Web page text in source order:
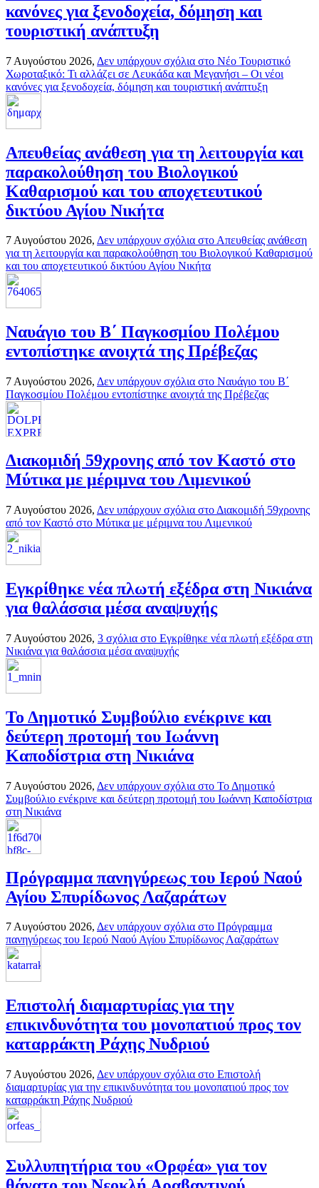
κανόνες για ξενοδοχεία, δόμηση και
τουριστική ανάπτυξη
7 Αυγούστου 2026, Δεν υπάρχουν σχόλια στο Νέο Τουριστικό
Χωροταξικό: Τι αλλάζει σε Λευκάδα και Μεγανήσι – Οι νέοι
κανόνες για ξενοδοχεία, δόμηση και τουριστική ανάπτυξη
Απευθείας ανάθεση για τη λειτουργία και
παρακολούθηση του Βιολογικού
Καθαρισμού και του αποχετευτικού
δικτύου Αγίου Νικήτα
7 Αυγούστου 2026, Δεν υπάρχουν σχόλια στο Απευθείας ανάθεση
για τη λειτουργία και παρακολούθηση του Βιολογικού Καθαρισμού
και του αποχετευτικού δικτύου Αγίου Νικήτα
Ναυάγιο του Β΄ Παγκοσμίου Πολέμου
εντοπίστηκε ανοιχτά της Πρέβεζας
7 Αυγούστου 2026, Δεν υπάρχουν σχόλια στο Ναυάγιο του Β΄
Παγκοσμίου Πολέμου εντοπίστηκε ανοιχτά της Πρέβεζας
Διακομιδή 59χρονης από τον Καστό στο
Μύτικα με μέριμνα του Λιμενικού
7 Αυγούστου 2026, Δεν υπάρχουν σχόλια στο Διακομιδή 59χρονης
από τον Καστό στο Μύτικα με μέριμνα του Λιμενικού
Εγκρίθηκε νέα πλωτή εξέδρα στη Νικιάνα
για θαλάσσια μέσα αναψυχής
7 Αυγούστου 2026, 3 σχόλια στο Εγκρίθηκε νέα πλωτή εξέδρα στη
Νικιάνα για θαλάσσια μέσα αναψυχής
Το Δημοτικό Συμβούλιο ενέκρινε και
δεύτερη προτομή του Ιωάννη
Καποδίστρια στη Νικιάνα
7 Αυγούστου 2026, Δεν υπάρχουν σχόλια στο Το Δημοτικό
Συμβούλιο ενέκρινε και δεύτερη προτομή του Ιωάννη Καποδίστρια
στη Νικιάνα
Πρόγραμμα πανηγύρεως του Ιερού Ναού
Αγίου Σπυρίδωνος Λαζαράτων
7 Αυγούστου 2026, Δεν υπάρχουν σχόλια στο Πρόγραμμα
πανηγύρεως του Ιερού Ναού Αγίου Σπυρίδωνος Λαζαράτων
Επιστολή διαμαρτυρίας για την
επικινδυνότητα του μονοπατιού προς τον
καταρράκτη Ράχης Νυδριού
7 Αυγούστου 2026, Δεν υπάρχουν σχόλια στο Επιστολή
διαμαρτυρίας για την επικινδυνότητα του μονοπατιού προς τον
καταρράκτη Ράχης Νυδριού
Συλλυπητήρια του «Ορφέα» για τον